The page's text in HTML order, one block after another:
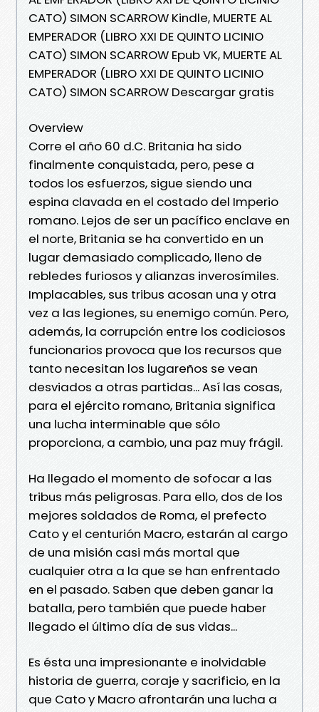
CATO) SIMON SCARROW Kindle, MUERTE AL
EMPERADOR (LIBRO XXI DE QUINTO LICINIO
CATO) SIMON SCARROW Epub VK, MUERTE AL
EMPERADOR (LIBRO XXI DE QUINTO LICINIO
CATO) SIMON SCARROW Descargar gratis
Overview
Corre el año 60 d.C. Britania ha sido
finalmente conquistada, pero, pese a
todos los esfuerzos, sigue siendo una
espina clavada en el costado del Imperio
romano. Lejos de ser un pacífico enclave en
el norte, Britania se ha convertido en un
lugar demasiado complicado, lleno de
rebledes furiosos y alianzas inverosímiles.
Implacables, sus tribus acosan una y otra
vez a las legiones, su enemigo común. Pero,
además, la corrupción entre los codiciosos
funcionarios provoca que los recursos que
tanto necesitan los lugareños se vean
desviados a otras partidas... Así las cosas,
para el ejército romano, Britania significa
una lucha interminable que sólo
proporciona, a cambio, una paz muy frágil.
Ha llegado el momento de sofocar a las
tribus más peligrosas. Para ello, dos de los
mejores soldados de Roma, el prefecto
Cato y el centurión Macro, estarán al cargo
de una misión casi más mortal que
cualquier otra a la que se han enfrentado
en el pasado. Saben que deben ganar la
batalla, pero también que puede haber
llegado el último día de sus vidas...
Es ésta una impresionante e inolvidable
historia de guerra, coraje y sacrificio, en la
que Cato y Macro afrontarán una lucha a